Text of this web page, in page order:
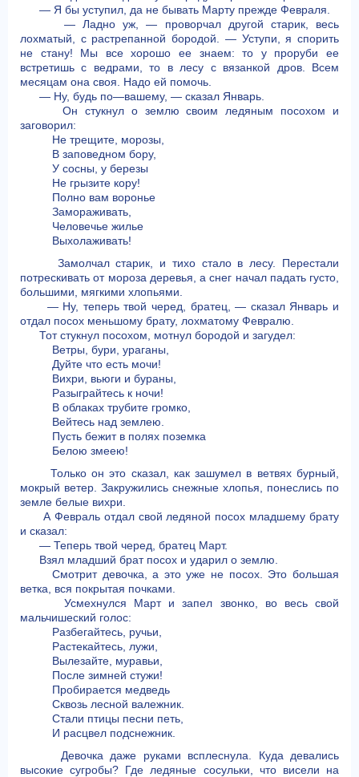
— Я бы уступил, да не бывать Марту прежде Февраля.
— Ладно уж, — проворчал другой старик, весь
лохматый, с растрепанной бородой. — Уступи, я спорить
не стану! Мы все хорошо ее знаем: то у проруби ее
встретишь с ведрами, то в лесу с вязанкой дров. Всем
месяцам она своя. Надо ей помочь.
— Ну, будь по—вашему, — сказал Январь.
Он стукнул о землю своим ледяным посохом и
заговорил:
Не трещите, морозы,
В заповедном бору,
У сосны, у березы
Не грызите кору!
Полно вам воронье
Замораживать,
Человечье жилье
Выхолаживать!
Замолчал старик, и тихо стало в лесу. Перестали
потрескивать от мороза деревья, а снег начал падать густо,
большими, мягкими хлопьями.
— Ну, теперь твой черед, братец, — сказал Январь и
отдал посох меньшому брату, лохматому Февралю.
Тот стукнул посохом, мотнул бородой и загудел:
Ветры, бури, ураганы,
Дуйте что есть мочи!
Вихри, вьюги и бураны,
Разыграйтесь к ночи!
В облаках трубите громко,
Вейтесь над землею.
Пусть бежит в полях поземка
Белою змеею!
Только он это сказал, как зашумел в ветвях бурный,
мокрый ветер. Закружились снежные хлопья, понеслись по
земле белые вихри.
А Февраль отдал свой ледяной посох младшему брату
и сказал:
— Теперь твой черед, братец Март.
Взял младший брат посох и ударил о землю.
Смотрит девочка, а это уже не посох. Это большая
ветка, вся покрытая почками.
Усмехнулся Март и запел звонко, во весь свой
мальчишеский голос:
Разбегайтесь, ручьи,
Растекайтесь, лужи,
Вылезайте, муравьи,
После зимней стужи!
Пробирается медведь
Сквозь лесной валежник.
Стали птицы песни петь,
И расцвел подснежник.
Девочка даже руками всплеснула. Куда девались
высокие сугробы? Где ледяные сосульки, что висели на